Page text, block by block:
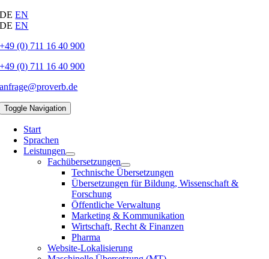
DE EN
DE EN
+49 (0) 711 16 40 900
+49 (0) 711 16 40 900
anfrage@proverb.de
Toggle Navigation
Start
Sprachen
Leistungen
Fachübersetzungen
Technische Übersetzungen
Übersetzungen für Bildung, Wissenschaft &
Forschung
Öffentliche Verwaltung
Marketing & Kommunikation
Wirtschaft, Recht & Finanzen
Pharma
Website-Lokalisierung